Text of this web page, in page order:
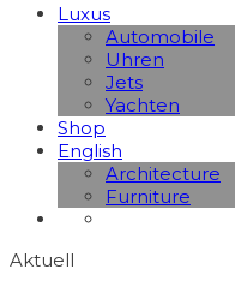
Luxus
Automobile
Uhren
Jets
Yachten
Shop
English
Architecture
Furniture
Aktuell